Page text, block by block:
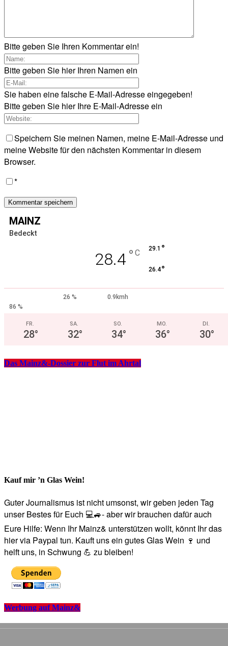
Bitte geben Sie Ihren Kommentar ein!
Bitte geben Sie hier Ihren Namen ein
Sie haben eine falsche E-Mail-Adresse eingegeben!
Bitte geben Sie hier Ihre E-Mail-Adresse ein
Speichern Sie meinen Namen, meine E-Mail-Adresse und
meine Website für den nächsten Kommentar in diesem
Browser.
*
MAINZ
Bedeckt
28.4 ° C 29.1 °
26.4°
26 %
0.9kmh
86 %
FR.
28°
SA.
32°
SO.
34°
MO.
36°
DI.
30°
Das Mainz&-Dossier zur Flut im Ahrtal
Kauf mir ’n Glas Wein!
Guter Journalismus ist nicht umsonst, wir geben jeden Tag
unser Bestes für Euch 💻🚙- aber wir brauchen dafür auch
Eure Hilfe: Wenn Ihr Mainz& unterstützen wollt, könnt Ihr das
hier via Paypal tun. Kauft uns ein gutes Glas Wein 🍷 und
helft uns, in Schwung 💪 zu bleiben!
Werbung auf Mainz&